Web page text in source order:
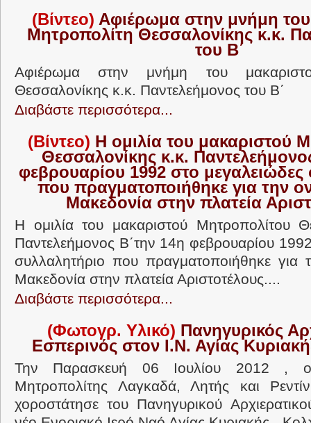
(Βίντεο) Αφιέρωμα στην μνήμη
Μητροπολίτη Θεσσαλονίκης κ.κ.
του Β΄
Αφιέρωμα στην μνήμη του
Θεσσαλονίκης κ.κ. Παντελεήμονος του Β΄
Διαβάστε περισσότερα...
(Βίντεο) Η ομιλία του μακαριστού
Θεσσαλονίκης κ.κ.
φεβρουαρίου 1992 στο μεγαλειώδες
που πραγματοποιήθηκε για την
Μακεδονία στην πλατεία
Η ομιλία του μακαριστού Μητροπολίτου
Παντελεήμονος Β΄την 14η φεβρουαρίου
συλλαλητήριο που πραγματοποιήθηκε για
Μακεδονία στην πλατεία Αριστοτέλους....
Διαβάστε περισσότερα...
(Φωτογρ. Υλικό) Πανηγυρικός
Εσπερινός στον Ι.Ν. Αγίας
Την Παρασκευή 06 Ιουλίου 2012 , ο
Μητροπολίτης Λαγκαδά, Λητής και
χοροστάτησε του Πανηγυρικού